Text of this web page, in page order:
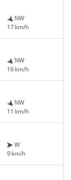
NW
17 km/h
NW
16 km/h
NW
11 km/h
W
9 km/h